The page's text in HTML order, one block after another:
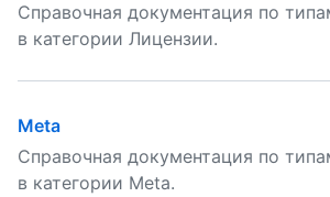
Справочная документация по
в категории Лицензии.
Meta
Справочная документация по
в категории Meta.